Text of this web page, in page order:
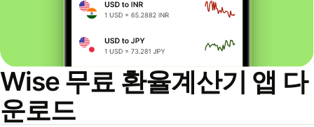
Wise 무료 환율계산기 앱 다
운로드